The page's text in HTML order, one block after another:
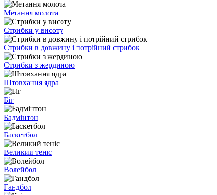
Метання молота
Стрибки у висоту
Стрибки в довжину і потрійний стрибок
Стрибки з жердиною
Штовхання ядра
Біг
Бадмінтон
Баскетбол
Великий теніс
Волейбол
Гандбол